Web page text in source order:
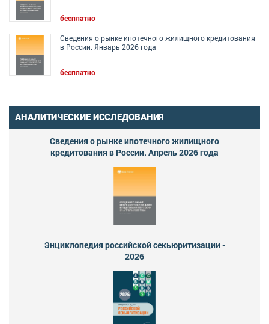
бесплатно
Сведения о рынке ипотечного жилищного кредитования
в России. Январь 2026 года
бесплатно
АНАЛИТИЧЕСКИЕ ИССЛЕДОВАНИЯ
Сведения о рынке ипотечного жилищного
кредитования в России. Апрель 2026 года
Энциклопедия российской секьюритизации -
2026